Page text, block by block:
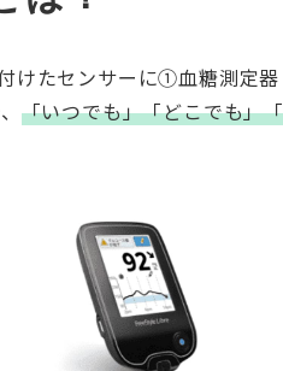
けたセンサーに①血糖測定
「いつでも」「どこでも」